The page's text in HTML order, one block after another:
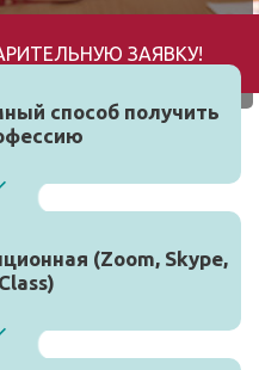
ЗАЯВКУ!
способ получить
(Zoom, Skype,